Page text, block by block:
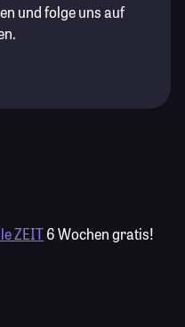
und folge uns auf
ZEIT6 Wochen gratis!